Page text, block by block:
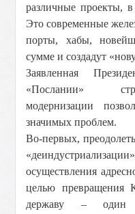
различные проекты,
Это современные
порты, хабы,
сумме и создадут
Заявленная
«Послании»
модернизации
значимых проблем.
Во-первых,
осуществления
целью превращения
державу – один